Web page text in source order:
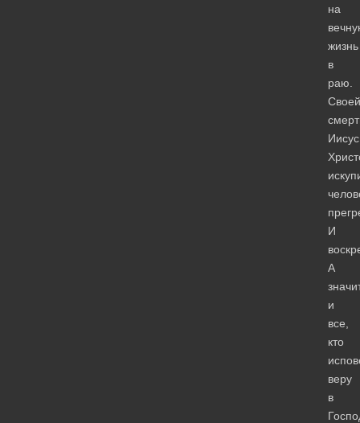
на
жизнь
в
раю.
Своей
Иисус
И
А
и
все,
кто
веру
в